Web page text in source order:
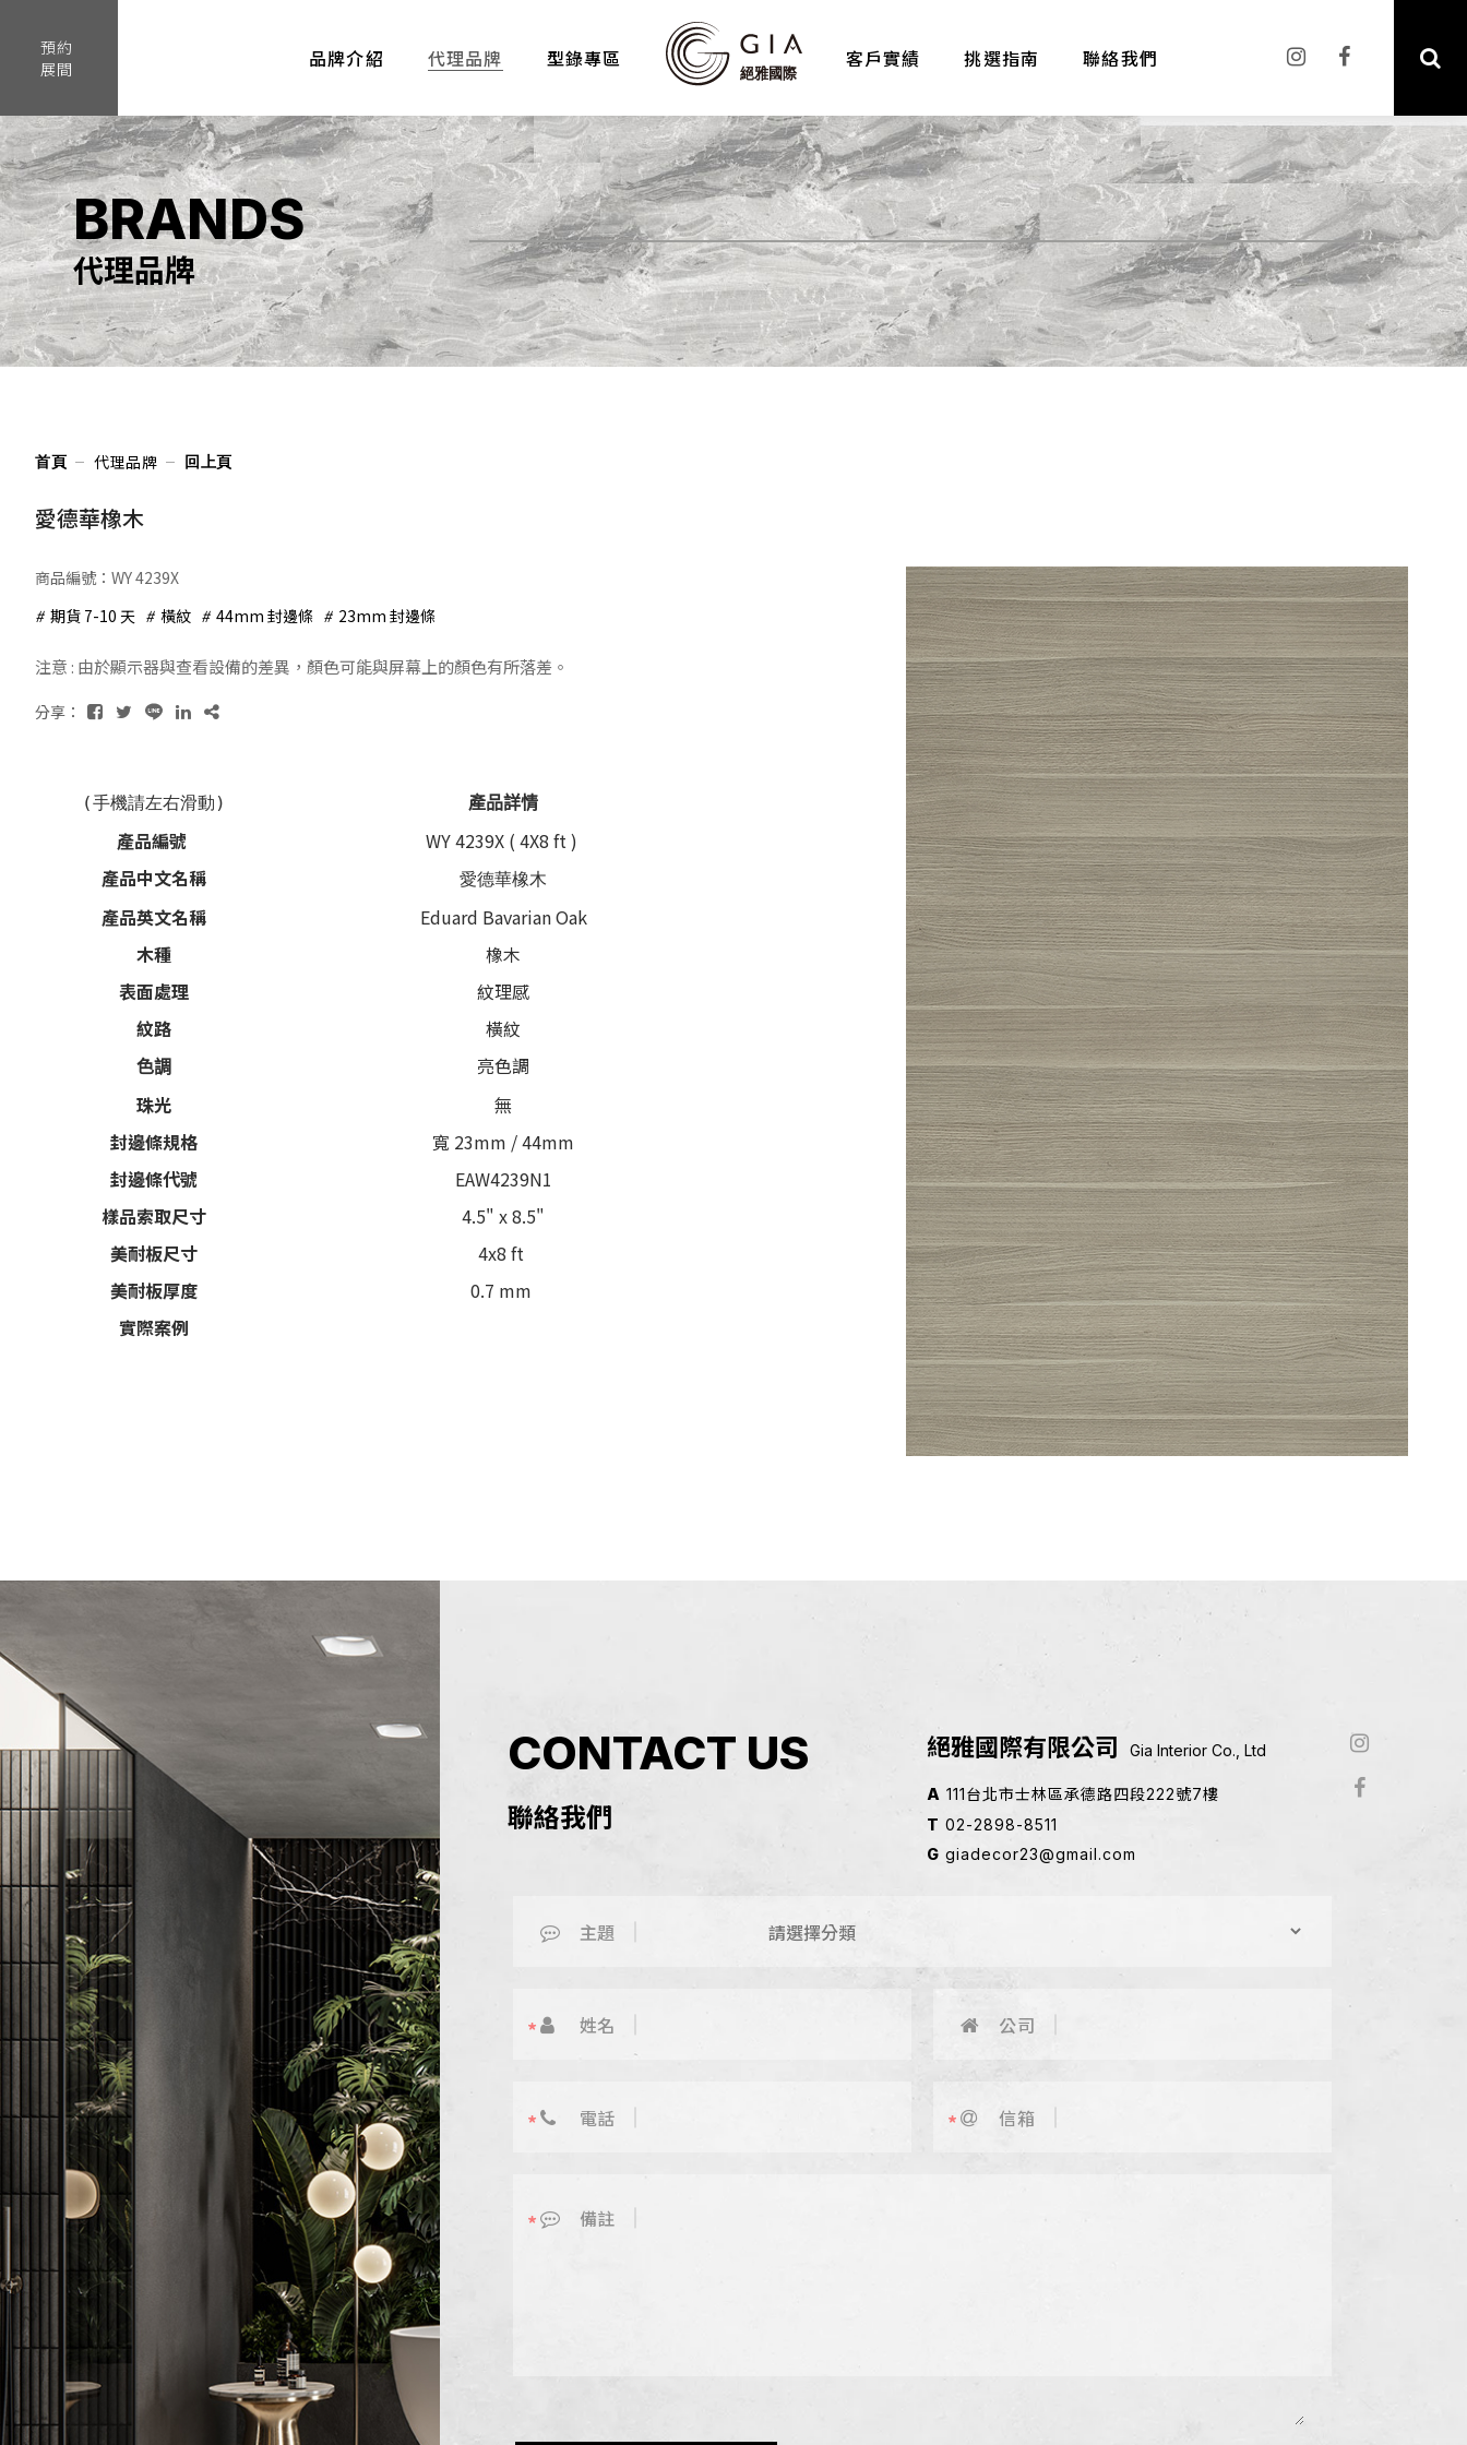
預約
展間
品牌介紹 代理品牌 型錄專區 客戶實績 挑選指南 聯絡我們
BRANDS
代理品牌
首頁 代理品牌 回上頁
愛德華橡木
商品編號：WY 4239X
期貨 7-10 天
橫紋 44mm 封邊條 23mm 封邊條
注意 : 由於顯示器與查看設備的差異，顏色可能與屏幕上的顏色有所落差。
分享：
(手機請左右滑動) 產品詳情
產品編號
WY 4239X ( 4X8 ft )
產品中文名稱
愛德華橡木
產品英文名稱
Eduard Bavarian Oak
木種
橡木
表面處理
紋理感
紋路
橫紋
色調
亮色調
珠光
無
封邊條規格
寬 23mm / 44mm
封邊條代號
EAW4239N1
樣品索取尺寸
4.5" x 8.5"
美耐板尺寸
4x8 ft
美耐板厚度
0.7 mm
實際案例
CONTACT US
聯絡我們
絕雅國際有限公司 Gia Interior Co., Ltd
A 111台北市士林區承德路四段222號7樓
T 02-2898-8511
G giadecor23@gmail.com
主題
姓名 公司
電話 信箱
備註